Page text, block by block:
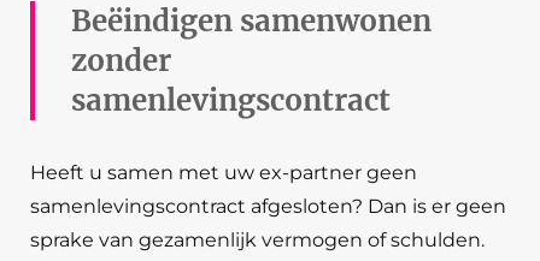
Beëindigen samenwonen
zonder
samenlevingscontract
Heeft u samen met uw ex-partner geen
samenlevingscontract afgesloten? Dan is er geen
sprake van gezamenlijk vermogen of schulden.